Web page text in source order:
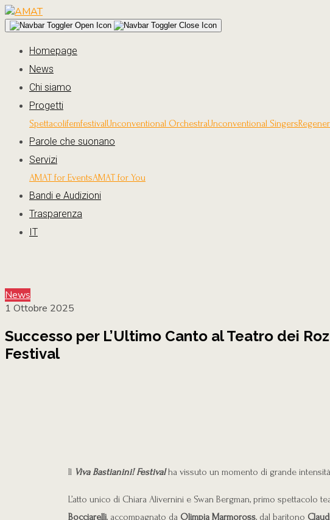
Homepage
News
Chi siamo
Progetti
SpettacolifemfestivalUnconventional OrchestraUnconventional Singers
Parole che suonano
Servizi
AMAT for EventsAMAT for You
Bandi e Audizioni
Trasparenza
IT
News
1 Ottobre 2025
Successo per L’Ultimo Canto al Teatro dei
Festival
Il Viva Bastianini! Festivalha vissuto un momento di grande
L’atto unico di Chiara Alivernini e Swan Bergman, primo spettacolo
Bocciarelli, accompagnato da Olimpia Marmoross, dal baritono